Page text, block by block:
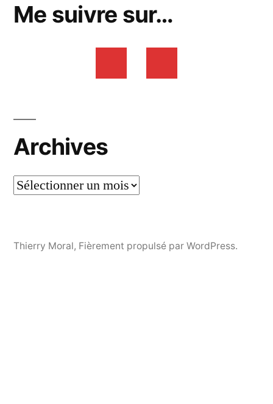
Me suivre sur…
Archives
Thierry Moral, Fièrement propulsé par WordPress.